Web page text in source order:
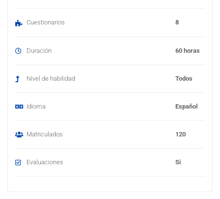
)
Cuestionarios 8
Duración 60 horas
Nivel de habilidad Todos
Idioma Español
Matriculados 120
Evaluaciones Si